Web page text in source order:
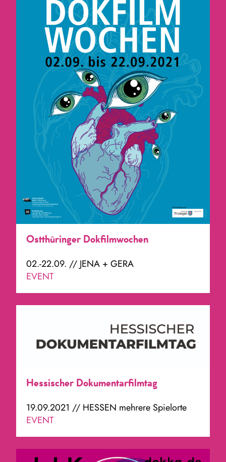
Ostthüringer Dokfilmwochen
02.-22.09. // JENA + GERA
EVENT
Hessischer Dokumentarfilmtag
19.09.2021 // HESSEN mehrere Spielorte
EVENT